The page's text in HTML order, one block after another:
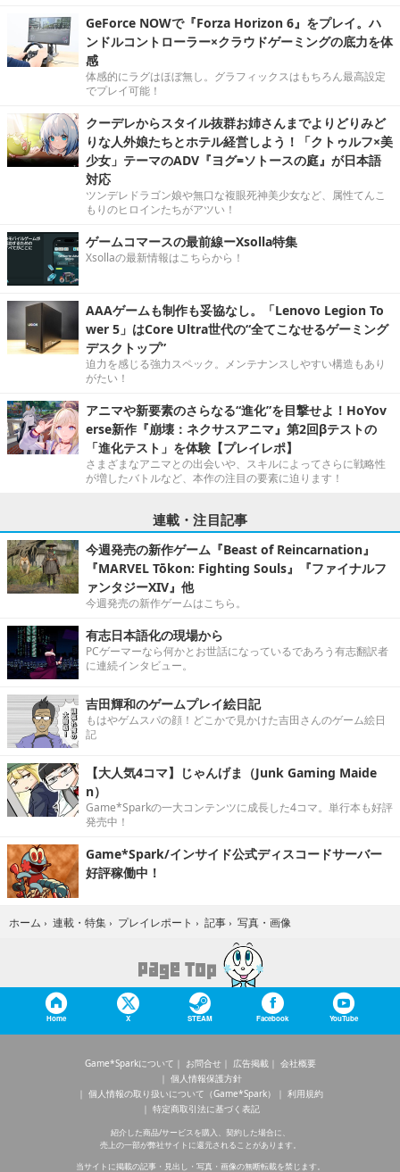
GeForce NOWで『Forza Horizon 6』をプレイ。ハ
ンドルコントローラー×クラウドゲーミングの底力を体
感
体感的にラグはほぼ無し。グラフィックスはもちろん最高設定
でプレイ可能！
クーデレからスタイル抜群お姉さんまでよりどりみど
りな人外娘たちとホテル経営しよう！「クトゥルフ×美
少女」テーマのADV『ヨグ=ソトースの庭』が日本語
対応
ツンデレドラゴン娘や無口な複眼死神美少女など、属性てんこ
もりのヒロインたちがアツい！
ゲームコマースの最前線ーXsolla特集
Xsollaの最新情報はこちらから！
AAAゲームも制作も妥協なし。「Lenovo Legion To
wer 5」はCore Ultra世代の“全てこなせるゲーミング
デスクトップ”
迫力を感じる強力スペック。メンテナンスしやすい構造もあり
がたい！
アニマや新要素のさらなる“進化”を目撃せよ！HoYov
erse新作『崩壊：ネクサスアニマ』第2回βテストの
「進化テスト」を体験【プレイレポ】
さまざまなアニマとの出会いや、スキルによってさらに戦略性
が増したバトルなど、本作の注目の要素に迫ります！
連載・注目記事
今週発売の新作ゲーム『Beast of Reincarnation』
『MARVEL Tōkon: Fighting Souls』『ファイナルフ
ァンタジーXIV』他
今週発売の新作ゲームはこちら。
有志日本語化の現場から
PCゲーマーなら何かとお世話になっているであろう有志翻訳者
に連続インタビュー。
吉田輝和のゲームプレイ絵日記
もはやゲムスパの顔！どこかで見かけた吉田さんのゲーム絵日
記
【大人気4コマ】じゃんげま（Junk Gaming Maide
n）
Game*Sparkの一大コンテンツに成長した4コマ。単行本も好評
発売中！
Game*Spark/インサイド公式ディスコードサーバー
好評稼働中！
ホーム › 連載・特集 › プレイレポート › 記事 › 写真・画像
Home X STEAM Facebook YouTube
Game*Sparkについて お問合せ 広告掲載
会社概要
個人情報保護方針
個人情報の取り扱いについて（Game*Spark）
利用規約
特定商取引法に基づく表記
紹介した商品/サービスを購入、契約した場合に、
売上の一部が弊社サイトに還元されることがあります。
当サイトに掲載の記事・見出し・写真・画像の無断転載を禁じます。